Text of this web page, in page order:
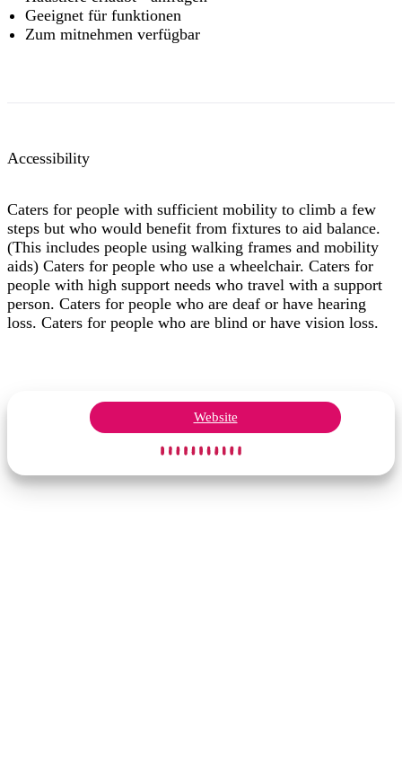
Geeignet für funktionen
Zum mitnehmen verfügbar
Accessibility
Caters for people with sufficient mobility to climb a few
steps but who would benefit from fixtures to aid balance.
(This includes people using walking frames and mobility
aids) Caters for people who use a wheelchair. Caters for
people with high support needs who travel with a support
person. Caters for people who are deaf or have hearing
loss. Caters for people who are blind or have vision loss.
Website